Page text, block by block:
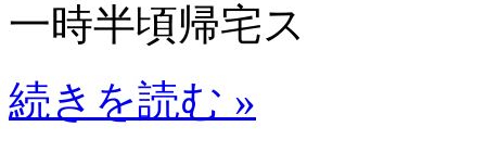
一時半頃帰宅ス
続きを読む »